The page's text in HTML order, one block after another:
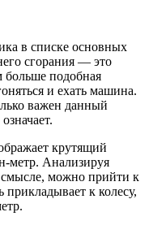
в списке основных
сгорания — это
подобная
и ехать машина.
важен данный
крутящий
метр. Анализируя
можно прийти к
прикладывает к колесу,